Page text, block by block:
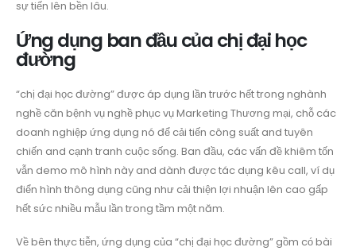
sự tiến lên bền lâu.
Ứng dụng ban đầu của chị đại học
đường
“chị đại học đường” được áp dụng lần trước hết trong nghành
nghề căn bệnh vụ nghề phục vụ Marketing Thương mại, chỗ các
doanh nghiệp ứng dụng nó để cải tiến công suất and tuyên
chiến and cạnh tranh cuộc sống. Ban đầu, các vấn đề khiêm tốn
vẫn demo mô hình này and dành được tác dụng kêu call, ví dụ
điển hình thông dụng cũng như cải thiện lợi nhuận lên cao gấp
hết sức nhiều mẫu lần trong tầm một năm.
Về bên thực tiễn, ứng dụng của “chị đại học đường” gồm có bài